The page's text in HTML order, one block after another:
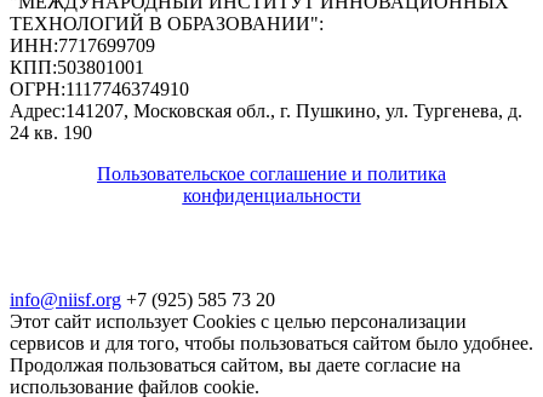
ТЕХНОЛОГИЙ В ОБРАЗОВАНИИ":
ИНН:7717699709
КПП:503801001
ОГРН:1117746374910
Адрес:141207, Московская обл., г. Пушкино, ул. Тургенева, д.
24 кв. 190
Пользовательское соглашение и политика
конфиденциальности
info@niisf.org +7 (925) 585 73 20
Этот сайт использует Cookies с целью персонализации
сервисов и для того, чтобы пользоваться сайтом было удобнее.
Продолжая пользоваться сайтом, вы даете согласие на
использование файлов cookie.